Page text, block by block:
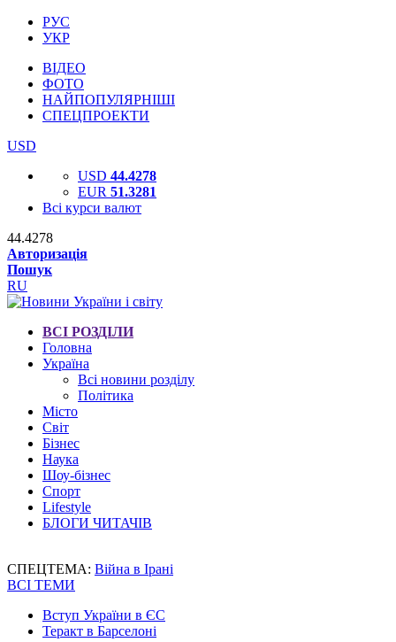
РУС
УКР
ВІДЕО
ФОТО
НАЙПОПУЛЯРНІШІ
СПЕЦПРОЕКТИ
USD
USD 44.4278
EUR 51.3281
Всі курси валют
44.4278
Авторизація
Пошук
RU
ВСІ РОЗДІЛИ
Головна
Україна
Всі новини розділу
Політика
Місто
Світ
Бізнес
Наука
Шоу-бізнес
Спорт
Lifestyle
БЛОГИ ЧИТАЧІВ
СПЕЦТЕМА: Війна в Ірані
ВСІ ТЕМИ
Вступ України в ЄС
Теракт в Барселоні